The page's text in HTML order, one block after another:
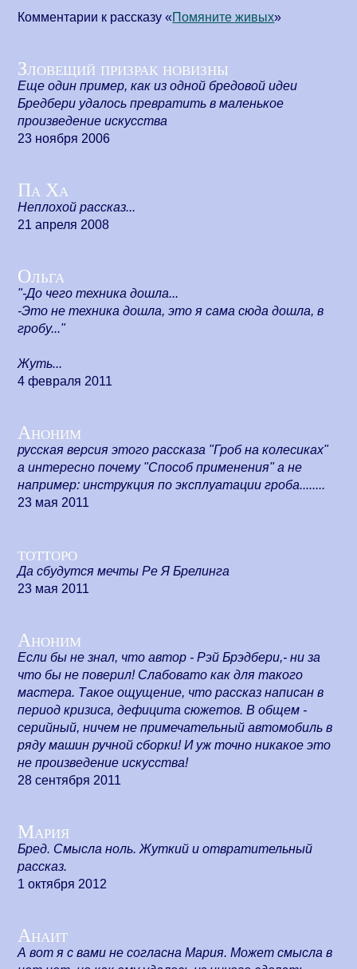
Комментарии к рассказу «Помяните живых»
Зловещий призрак новизны
Еще один пример, как из одной бредовой идеи
Бредбери удалось превратить в маленькое
произведение искусства
23 ноября 2006
Па Ха
Неплохой рассказ...
21 апреля 2008
Ольга
"-До чего техника дошла...
-Это не техника дошла, это я сама сюда дошла, в
гробу..."
Жуть...
4 февраля 2011
Аноним
русская версия этого рассказа "Гроб на колесиках"
а интересно почему "Способ применения" а не
например: инструкция по эксплуатации гроба........
23 мая 2011
тотторо
Да сбудутся мечты Ре Я Брелинга
23 мая 2011
Аноним
Если бы не знал, что автор - Рэй Брэдбери,- ни за
что бы не поверил! Слабовато как для такого
мастера. Такое ощущение, что рассказ написан в
период кризиса, дефицита сюжетов. В общем -
серийный, ничем не примечательный автомобиль в
ряду машин ручной сборки! И уж точно никакое это
не произведение искусства!
28 сентября 2011
Мария
Бред. Смысла ноль. Жуткий и отвратительный
рассказ.
1 октября 2012
Анаит
А вот я с вами не согласна Мария. Может смысла в